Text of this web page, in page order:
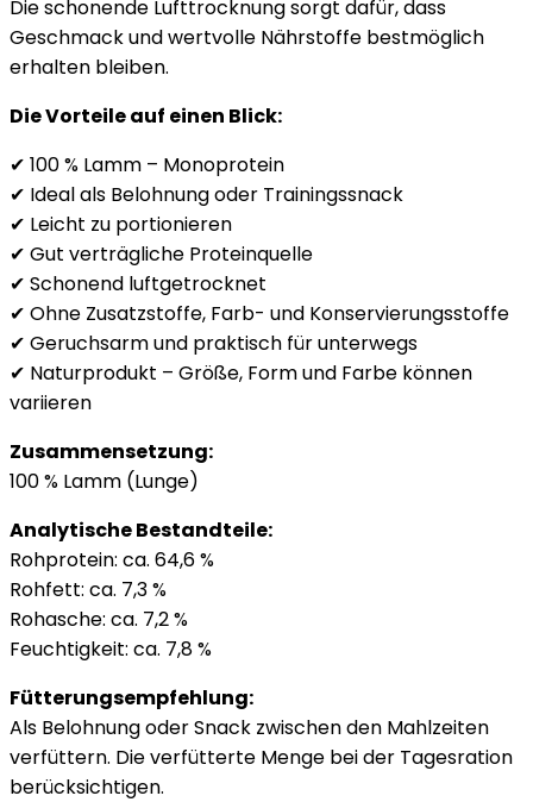
Die schonende Lufttrocknung sorgt dafür, dass
Geschmack und wertvolle Nährstoffe bestmöglich
erhalten bleiben.
Die Vorteile auf einen Blick:
✔ 100 % Lamm – Monoprotein
✔ Ideal als Belohnung oder Trainingssnack
✔ Leicht zu portionieren
✔ Gut verträgliche Proteinquelle
✔ Schonend luftgetrocknet
✔ Ohne Zusatzstoffe, Farb- und Konservierungsstoffe
✔ Geruchsarm und praktisch für unterwegs
✔ Naturprodukt – Größe, Form und Farbe können
variieren
Zusammensetzung:
100 % Lamm (Lunge)
Analytische Bestandteile:
Rohprotein: ca. 64,6 %
Rohfett: ca. 7,3 %
Rohasche: ca. 7,2 %
Feuchtigkeit: ca. 7,8 %
Fütterungsempfehlung:
Als Belohnung oder Snack zwischen den Mahlzeiten
verfüttern. Die verfütterte Menge bei der Tagesration
berücksichtigen.